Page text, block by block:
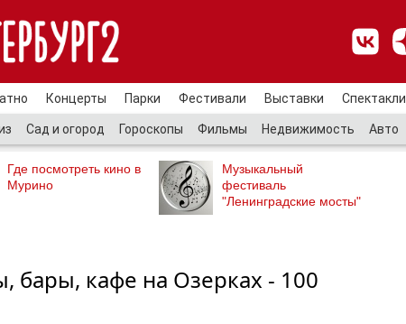
Концерты Парки Фестивали Выставки Спектакли
Сад и огород Гороскопы Фильмы Недвижимость Авто
Где посмотреть кино в
Мурино
Музыкальный
фестиваль
"Ленинградские мосты"
бары, кафе на Озерках - 100